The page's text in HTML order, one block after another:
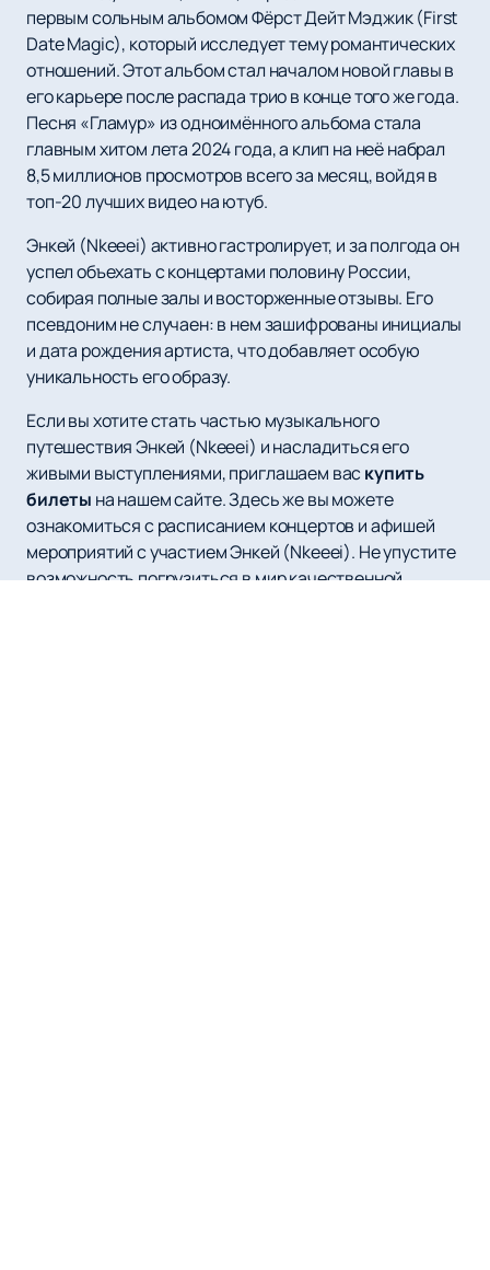
первым сольным альбомом Фёрст Дейт Мэджик (First
Date Magic), который исследует тему романтических
отношений. Этот альбом стал началом новой главы в
его карьере после распада трио в конце того же года.
Песня «Гламур» из одноимённого альбома стала
главным хитом лета 2024 года, а клип на неё набрал
8,5 миллионов просмотров всего за месяц, войдя в
топ-20 лучших видео на ютуб.
Энкей (Nkeeei) активно гастролирует, и за полгода он
успел объехать с концертами половину России,
собирая полные залы и восторженные отзывы. Его
псевдоним не случаен: в нем зашифрованы инициалы
и дата рождения артиста, что добавляет особую
уникальность его образу.
Если вы хотите стать частью музыкального
путешествия Энкей (Nkeeei) и насладиться его
живыми выступлениями, приглашаем васкупить
билеты на нашем сайте. Здесь же вы можете
ознакомиться с расписанием концертов и афишей
мероприятий с участием Энкей (Nkeeei). Не упустите
возможность погрузиться в мир качественной